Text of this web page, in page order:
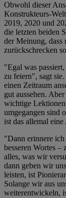
Obwohl dieser
Konstrukteurs-
2019, 2020 und
die letzten beiden
der Meinung, dass
zurückschrecken
"Egal was
zu feiern", sagt
einen Zeitraum
gut aussehen.
wichtige
umgegangen sind
ist das allemal
"Dann erinnere
besseren Wortes –
alles, was wir
dann geben wir
leisten, ist
Solange wir aus
weiterentwickeln,